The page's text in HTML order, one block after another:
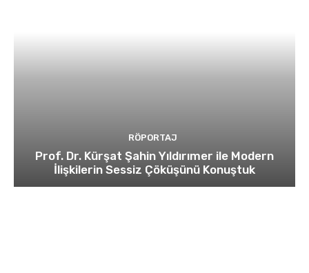
RÖPORTAJ
Prof. Dr. Kürşat Şahin Yıldırımer ile Modern
İlişkilerin Sessiz Çöküşünü Konuştuk